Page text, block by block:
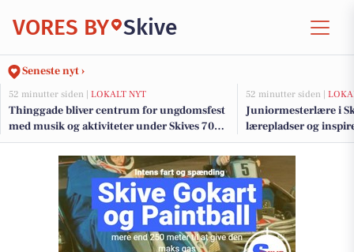
VORES BY Skive
Seneste nyt ›
52 minutter siden | LOKALT NYT
Thinggade bliver centrum for ungdomsfest
med musik og aktiviteter under Skives 700-
års jubilæum
52 minutter siden |
Juniormesterlære i
lærepladser og
samarbejde